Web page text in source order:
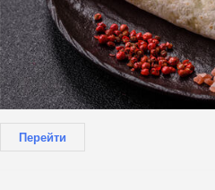
Перейти